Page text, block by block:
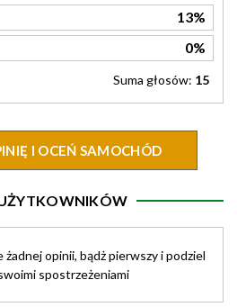
13%
0%
Suma głosów: 15
I OCEŃ SAMOCHÓD
opinii, bądż pierwszy i podziel
spostrzeżeniami